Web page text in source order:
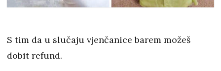
S tim da u slučaju vjenčanice barem možeš
dobit refund.